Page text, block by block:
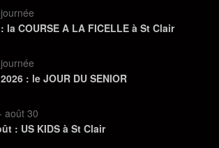
la COURSE A LA FICELLE à St Clair
: le JOUR DU SENIOR
août 30
: US KIDS à St Clair